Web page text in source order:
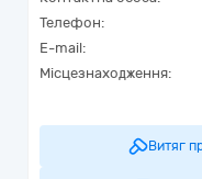
Телефон:
E-mail:
Місцезнаходження:
Витяг